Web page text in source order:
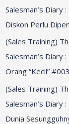
Salesman’s Diary
Diskon Perlu
(Sales Training)
Salesman’s Diary
Orang “Kecil” #003
(Sales Training)
Salesman’s Diary
Dunia